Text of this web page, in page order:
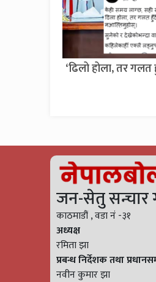
‘ढिलो होला, तर गलत
जन-सेतु सन्चार
काठमाडौं , वडा नं -३१
अध्यक्ष
रमिता झा
प्रबन्ध निर्देशक तथा
नवीन कुमार झा